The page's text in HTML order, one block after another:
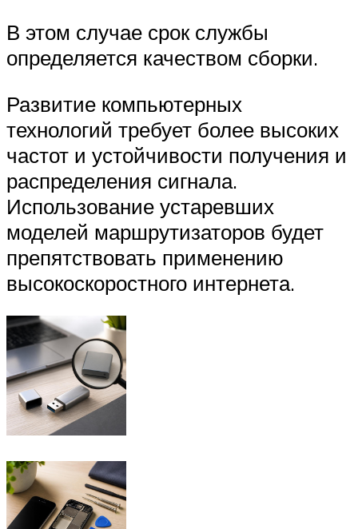
В этом случае срок службы
определяется качеством сборки.
Развитие компьютерных
технологий требует более высоких
частот и устойчивости получения и
распределения сигнала.
Использование устаревших
моделей маршрутизаторов будет
препятствовать применению
высокоскоростного интернета.